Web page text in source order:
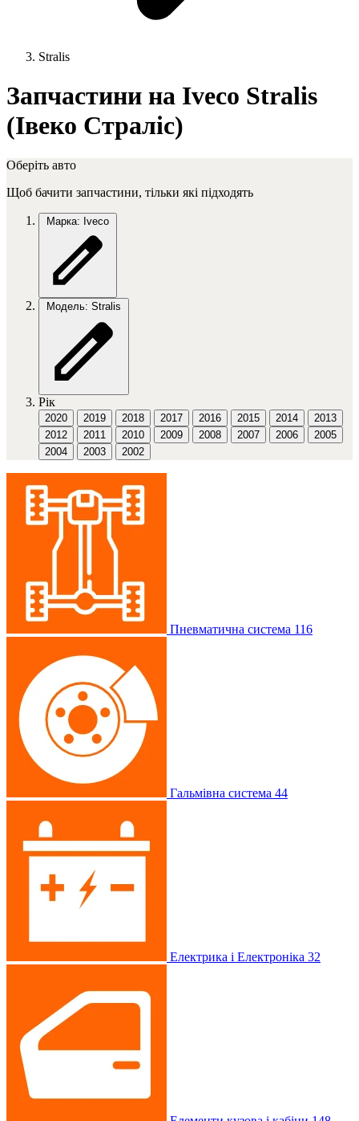
Stralis
Запчастини на Iveco Stralis
(Івеко Страліс)
Оберіть авто
Щоб бачити запчастини, тільки які підходять
Марка: Iveco
Модель: Stralis
Рік
2020 2019 2018 2017 2016 2015 2014
2013
2012
2011 2010 2009 2008 2007 2006
2005
2004
2003 2002
Пневматична система 116
Гальмівна система 44
Електрика і Електроніка 32